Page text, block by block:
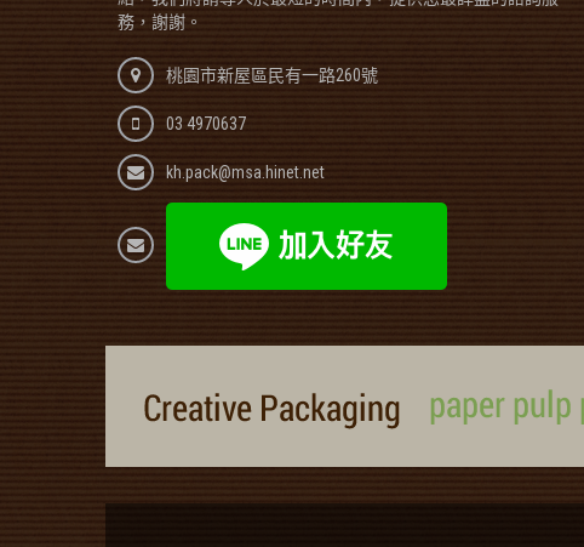
務，謝謝。
桃園市新屋區民有一路260號
03 4970637
kh.pack@msa.hinet.net